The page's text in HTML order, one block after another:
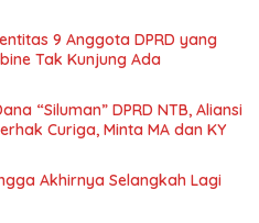
9 Anggota DPRD yang
Tak Kunjung Ada
“Siluman” DPRD NTB, Aliansi
Curiga, Minta MA dan KY
Akhirnya Selangkah Lagi